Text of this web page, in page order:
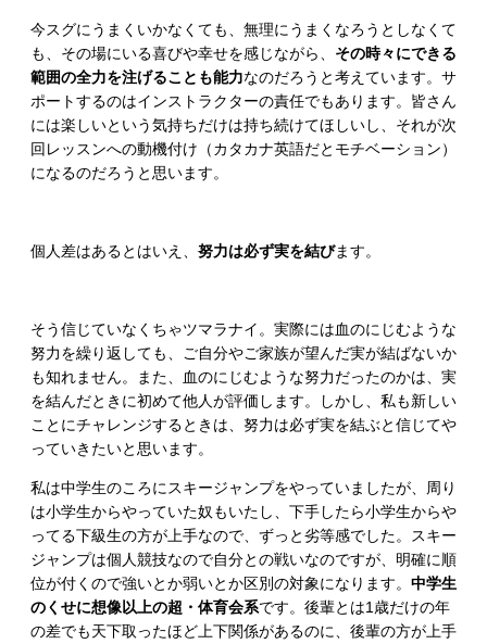
今スグにうまくいかなくても、無理にうまくなろうとしなくて
も、その場にいる喜びや幸せを感じながら、 その時々にできる
範囲の全力を注げることも能力なのだろうと考えています。サ
ポートするのはインストラクターの責任でもあります。皆さん
には楽しいという気持ちだけは持ち続けてほしいし、それが次
回レッスンへの動機付け（カタカナ英語だとモチベーション）
になるのだろうと思います。
個人差はあるとはいえ、努力は必ず実を結びます。
そう信じていなくちゃツマラナイ。実際には血のにじむような
努力を繰り返しても、ご自分やご家族が望んだ実が結ばないか
も知れません。また、血のにじむような努力だったのかは、実
を結んだときに初めて他人が評価します。しかし、私も新しい
ことにチャレンジするときは、努力は必ず実を結ぶと信じてや
っていきたいと思います。
私は中学生のころにスキージャンプをやっていましたが、周り
は小学生からやっていた奴もいたし、下手したら小学生からや
ってる下級生の方が上手なので、ずっと劣等感でした。スキー
ジャンプは個人競技なので自分との戦いなのですが、明確に順
位が付くので強いとか弱いとか区別の対象になります。 中学生
のくせに想像以上の超・体育会系です。後輩とは1歳だけの年
の差でも天下取ったほど上下関係があるのに、後輩の方が上手